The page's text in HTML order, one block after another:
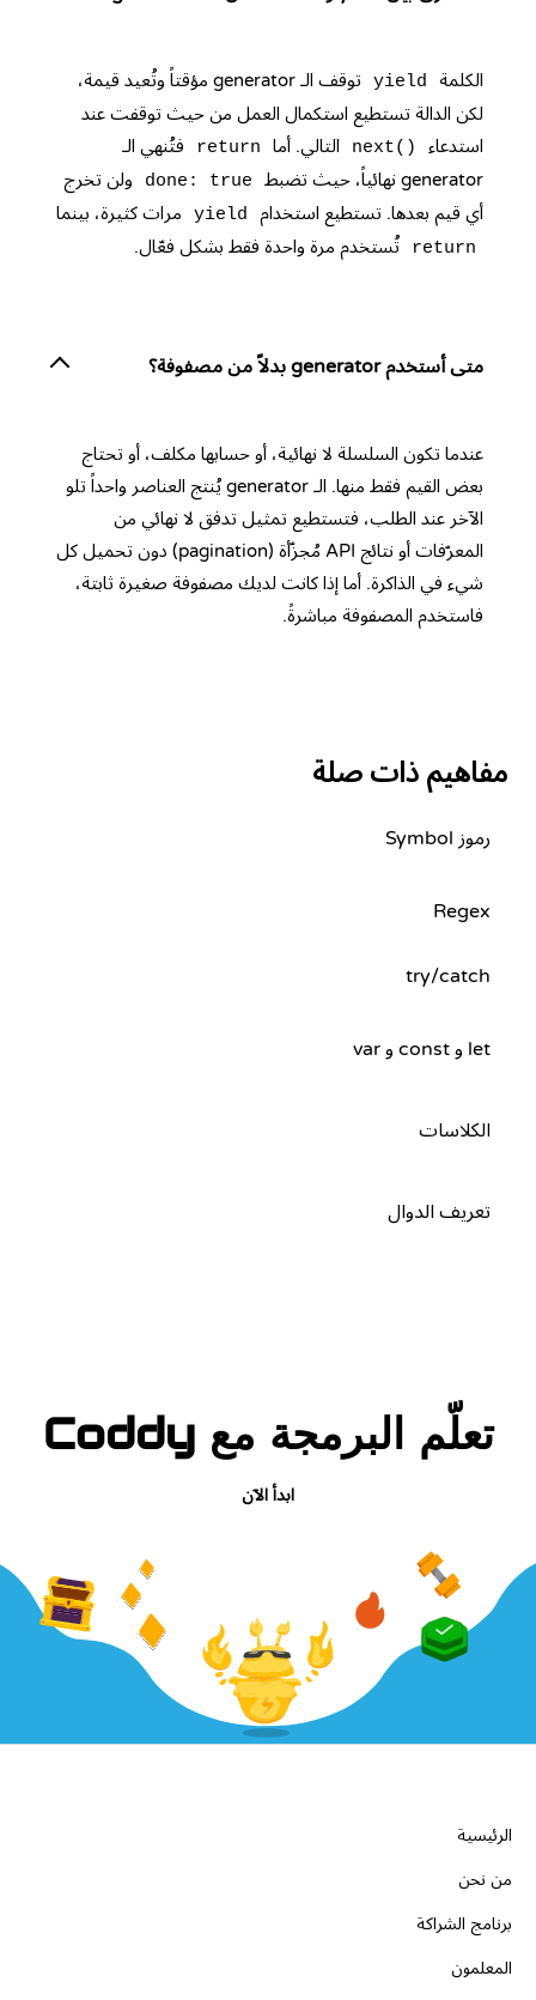
الكلمة yield
توقف الـ generator مؤقتاً وتُعيد قيمة،
لكن الدالة تستطيع استكمال العمل من حيث توقفت عند
استدعاء
next() التالي. أما return
فتُنهي الـ
generator نهائياً، حيث تضبط
done: true
ولن تخرج
أي قيم بعدها. تستطيع استخدام
yield مرات كثيرة، بينما
return تُستخدم مرة واحدة فقط بشكل فعّال.
متى أستخدم generator بدلاً من مصفوفة؟
عندما تكون السلسلة لا نهائية، أو حسابها مكلف، أو تحتاج
بعض القيم فقط منها. الـ generator يُنتج العناصر واحداً تلو
الآخر عند الطلب، فتستطيع تمثيل تدفق لا نهائي من
المعرّفات أو نتائج API مُجزّأة (pagination) دون تحميل كل
شيء في الذاكرة. أما إذا كانت لديك مصفوفة صغيرة ثابتة،
فاستخدم المصفوفة مباشرةً.
مفاهيم ذات صلة
رموز Symbol
Regex
try/catch
let و const و var
الكلاسات
تعريف الدوال
تعلّم البرمجة مع Coddy
ابدأ الآن
الرئيسية
من نحن
برنامج الشراكة
المعلمون